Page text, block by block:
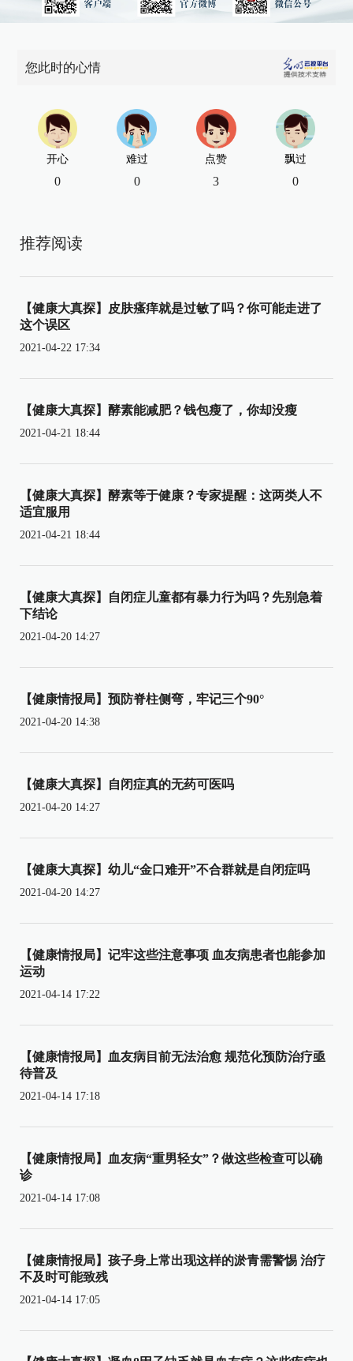
您此时的心情
开心
0
难过
0
点赞
3
飘过
0
推荐阅读
【健康大真探】皮肤瘙痒就是过敏了吗？你可能走进了
这个误区
2021-04-22 17:34
【健康大真探】酵素能减肥？钱包瘦了，你却没瘦
2021-04-21 18:44
【健康大真探】酵素等于健康？专家提醒：这两类人不
适宜服用
2021-04-21 18:44
【健康大真探】自闭症儿童都有暴力行为吗？先别急着
下结论
2021-04-20 14:27
【健康情报局】预防脊柱侧弯，牢记三个90°
2021-04-20 14:38
【健康大真探】自闭症真的无药可医吗
2021-04-20 14:27
【健康大真探】幼儿“金口难开”不合群就是自闭症吗
2021-04-20 14:27
【健康情报局】记牢这些注意事项 血友病患者也能参加
运动
2021-04-14 17:22
【健康情报局】血友病目前无法治愈 规范化预防治疗亟
待普及
2021-04-14 17:18
【健康情报局】血友病“重男轻女”？做这些检查可以确
诊
2021-04-14 17:08
【健康情报局】孩子身上常出现这样的淤青需警惕 治疗
不及时可能致残
2021-04-14 17:05